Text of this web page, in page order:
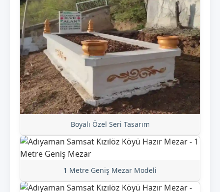
Boyalı Özel Seri Tasarım
1 Metre Geniş Mezar Modeli